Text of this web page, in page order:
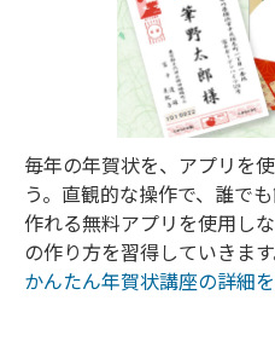
毎年の年賀状を、アプリを
う。直観的な操作で、誰で
作れる無料アプリを使用し
の作り方を習得していきます
かんたん年賀状講座の詳細